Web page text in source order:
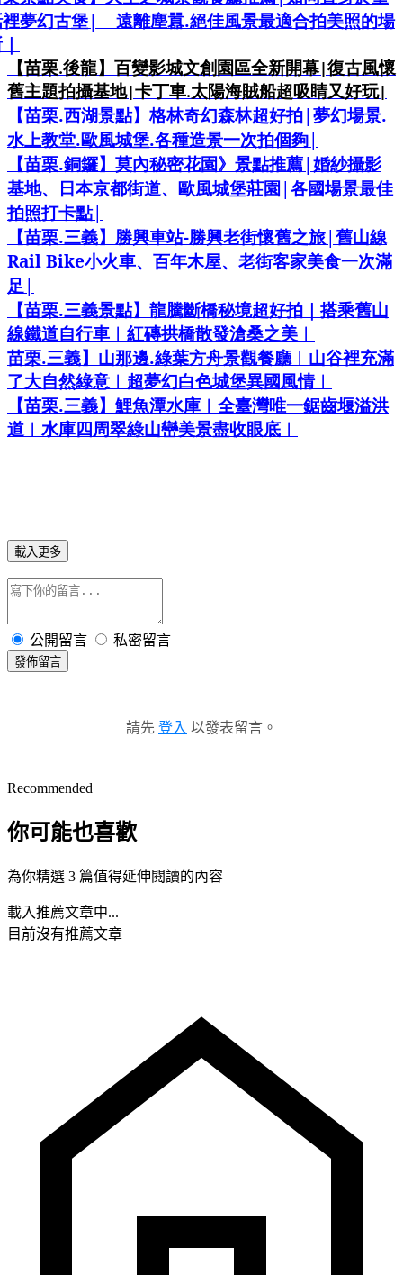
夢幻古堡| 遠離塵囂.絕佳風景最適合拍美照的場
【苗栗.後龍】百變影城文創園區全新開幕| 復古風懷
舊主題拍攝基地| 卡丁車.太陽海賊船超吸睛又好玩|
【苗栗.西湖景點】格林奇幻森林超好拍| 夢幻場景.
水上教堂.歐風城堡.各種造景一次拍個夠|
【苗栗.銅鑼】莫內秘密花園》景點推薦| 婚紗攝影
基地、日本京都街道、歐風城堡莊園 | 各國場景最佳
拍照打卡點|
【苗栗.三義】勝興車站-勝興老街懷舊之旅| 舊山線
Rail Bike小火車、百年木屋、老街客家美食一次滿
足 |
【苗栗.三義景點】龍騰斷橋秘境超好拍｜搭乘舊山
線鐵道自行車︱紅磚拱橋散發滄桑之美︱
苗栗.三義】山那邊.綠葉方舟景觀餐廳︱山谷裡充滿
了大自然綠意︱超夢幻白色城堡異國風情︱
【苗栗.三義】鯉魚潭水庫︱全臺灣唯一鋸齒堰溢洪
道︱水庫四周翠綠山巒美景盡收眼底︱
載入更多
公開留言 私密留言
發佈留言
請先 登入 以發表留言。
Recommended
你可能也喜歡
為你精選 3 篇值得延伸閱讀的內容
載入推薦文章中...
目前沒有推薦文章